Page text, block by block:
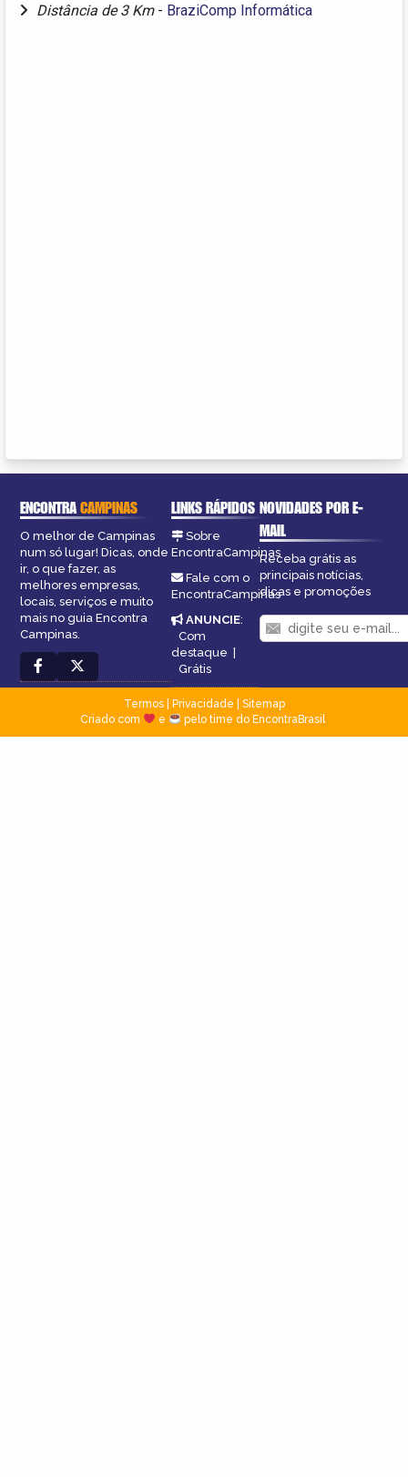
Distância de 3 Km - BraziComp Informática
ENCONTRACAMPINAS
O melhor de Campinas
num só lugar! Dicas, onde
ir, o que fazer, as
melhores empresas,
locais, serviços e muito
mais no guia Encontra
Campinas.
LINKS RÁPIDOS
Sobre
EncontraCampinas
Fale com o
EncontraCampinas
ANUNCIE:
Com
destaque |
Grátis
NOVIDADES POR E-
MAIL
Receba grátis as
principais notícias,
dicas e promoções
Termos| Privacidade
Sitemap
Criado com
e pelo time do EncontraBrasil